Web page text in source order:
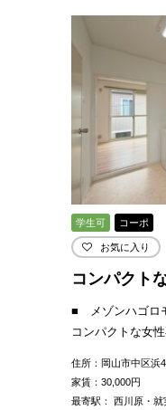
学生可 コーポ
お気に入り
コンパクト
■ メゾンハゴロ
コンパクトな女
住所：岡山市中区浜
家賃： 30,000円
最寄駅： 西川原・就